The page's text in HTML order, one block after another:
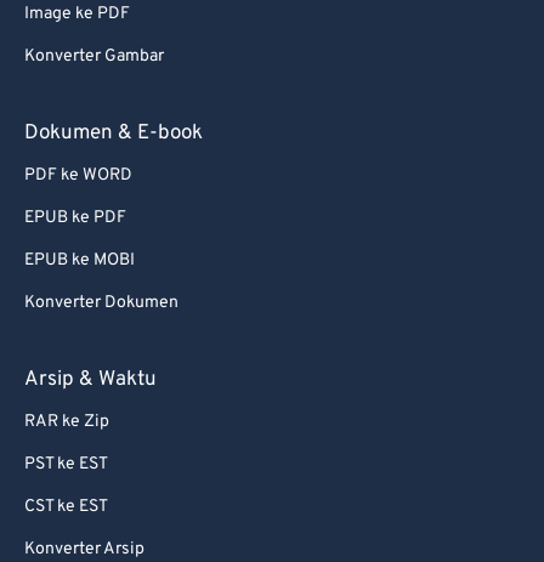
Image ke PDF
Konverter Gambar
Dokumen & E-book
PDF ke WORD
EPUB ke PDF
EPUB ke MOBI
Konverter Dokumen
Arsip & Waktu
RAR ke Zip
PST ke EST
CST ke EST
Konverter Arsip